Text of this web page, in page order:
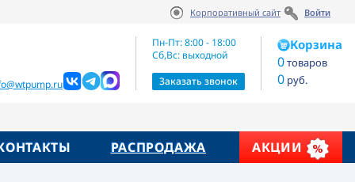
Корпоративный сайт Войти
Пн-Пт: 8:00 - 18:00
Сб,Вс: выходной
Заказать звонок
Корзина
0товаров
0 руб.
РАСПРОДАЖА АКЦИИ
товары